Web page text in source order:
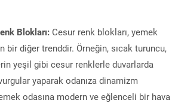
Blokları: Cesur renk blokları, yemek
bir diğer trenddir. Örneğin, sıcak turuncu,
yeşil gibi cesur renklerle duvarlarda
yaparak odanıza dinamizm
odasına modern ve eğlenceli bir hava